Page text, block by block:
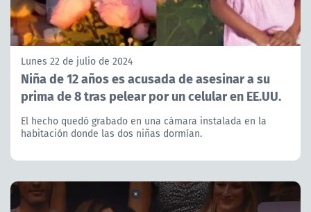
Lunes 22 de julio de 2024
Niña de 12 años es acusada de asesinar a su
prima de 8 tras pelear por un celular en EE.UU.
El hecho quedó grabado en una cámara instalada en la
habitación donde las dos niñas dormían.